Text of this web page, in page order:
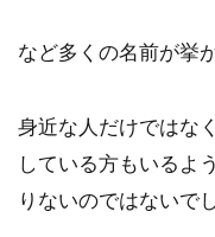
など多くの名前が挙
身近な人だけではな
している方もいるよ
りないのではないで